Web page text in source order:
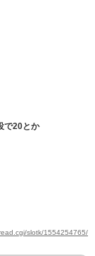
で20とか
slotk/1554254765/